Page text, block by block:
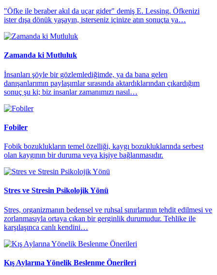
"Öfke ile beraber akıl da uçar gider" demiş E. Lessing. Öfkenizi
ister dışa dönük yaşayın, isterseniz içinize atın sonuçta ya…
Zamanda ki Mutluluk
İnsanları şöyle bir gözlemlediğimde, ya da bana gelen
danışanlarımın paylaşımlar sırasında aktardıklarından çıkardığım
sonuç şu ki; biz insanlar zamanımızı nasıl…
Fobiler
Fobik bozuklukların temel özelliği, kaygı bozukluklarında serbest
olan kaygının bir duruma veya kişiye bağlanmasıdır.
Stres ve Stresin Psikolojik Yönü
Stres, organizmanın bedensel ve ruhsal sınırlarının tehdit edilmesi ve
zorlanmasıyla ortaya çıkan bir gerginlik durumudur. Tehlike ile
karşılaşınca canlı kendini…
Kış Aylarına Yönelik Beslenme Önerileri